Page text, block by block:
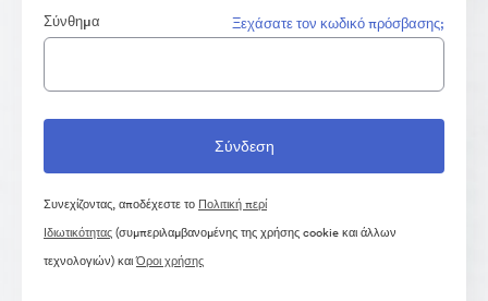
Σύνθημα Ξεχάσατε τον κωδικό πρόσβασης;
Συνεχίζοντας, αποδέχεστε το Πολιτική περί
Ιδιωτικότητας(συμπεριλαμβανομένης της χρήσης cookie και άλλων
τεχνολογιών) καιΌροι χρήσης